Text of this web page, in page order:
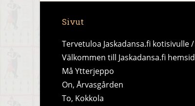
Sivut
Tervetuloa Jaskadansa.fi kotisivulle /
Välkommen till Jaskadansa.fi
Må Ytterjeppo
On, Årvasgården
To, Kokkola